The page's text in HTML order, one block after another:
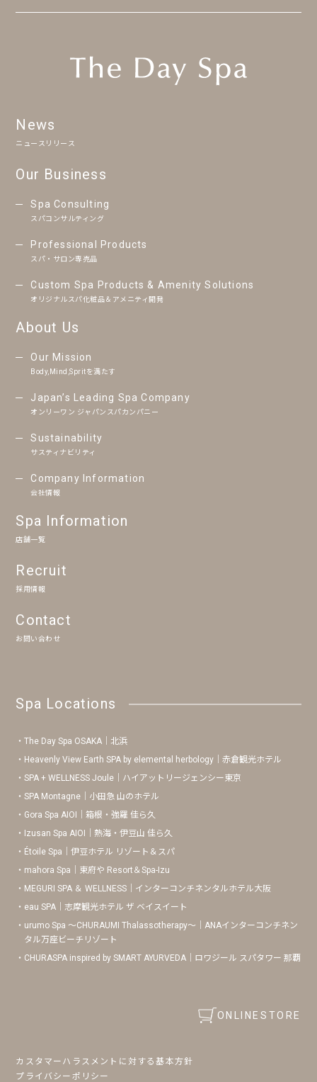
News
ニュースリリース
Our Business
Spa Consulting
スパコンサルティング
Professional Products
スパ・サロン専売品
Custom Spa Products & Amenity Solutions
オリジナルスパ化粧品＆アメニティ開発
About Us
Our Mission
Body,Mind,Spritを満たす
Japan’s Leading Spa Company
オンリーワン ジャパンスパカンパニー
Sustainability
サスティナビリティ
Company Information
会社情報
Spa Information
店舗一覧
Recruit
採用情報
Contact
お問い合わせ
Spa Locations
The Day Spa OSAKA｜北浜
Heavenly View Earth SPA by elemental herbology｜赤倉観光ホテル
SPA + WELLNESS Joule｜ハイアットリージェンシー東京
SPA Montagne｜小田急 山のホテル
Gora Spa AIOI｜箱根・強羅 佳ら久
Izusan Spa AIOI｜熱海・伊豆山 佳ら久
Étoile Spa｜伊豆ホテル リゾート＆スパ
mahora Spa｜東府や Resort＆Spa-Izu
MEGURI SPA ＆ WELLNESS｜インターコンチネンタルホテル大阪
eau SPA｜志摩観光ホテル ザ ベイスイート
urumo Spa 〜CHURAUMI Thalassotherapy〜｜ANAインターコンチネン
タル万座ビーチリゾート
CHURASPA inspired by SMART AYURVEDA｜ロワジール スパタワー 那覇
ONLINESTORE
カスタマーハラスメントに対する基本方針
プライバシーポリシー